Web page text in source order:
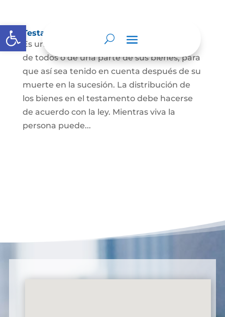
Abrir barra de herramientas
Testamento
Es un acto por el cual una persona dispone
de todos o de una parte de sus bienes, para
que así sea tenido en cuenta después de su
muerte en la sucesión. La distribución de
los bienes en el testamento debe hacerse
de acuerdo con la ley. Mientras viva la
persona puede...